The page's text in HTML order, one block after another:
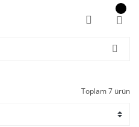
Toplam 7 ürün